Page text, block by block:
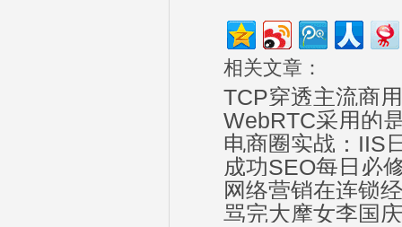
相关文章：
TCP穿透主流商
WebRTC采用的
电商圈实战：IIS
成功SEO每日必
网络营销在连锁
骂完大摩女李国